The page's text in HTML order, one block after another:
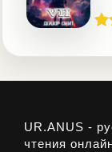
UR.ANUS -
чтения